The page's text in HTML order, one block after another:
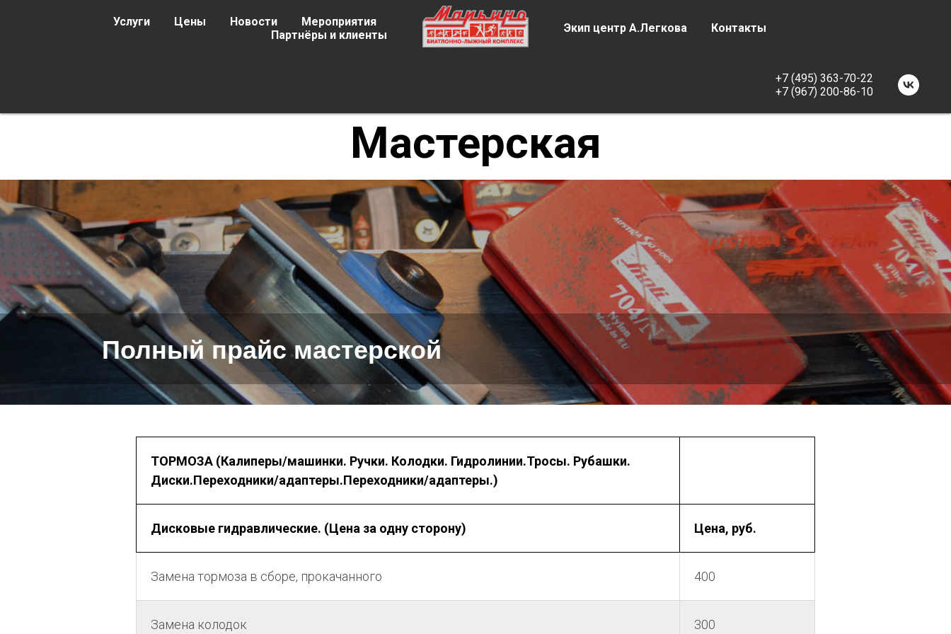
Услуги Цены Новости
Мероприятия
Партнёры и клиенты
Экип центр А.Легкова Контакты
+7 (495) 363-70-22
+7 (967) 200-86-10
Мастерская
Полный прайс мастерской
ТОРМОЗА (Калиперы/машинки. Ручки. Колодки. Гидролинии.Тросы. Рубашки.
Диски.Переходники/адаптеры.Переходники/адаптеры.)
Дисковые гидравлические. (Цена за одну сторону) Цена, руб.
Замена тормоза в сборе, прокачанного 400
Замена колодок 300